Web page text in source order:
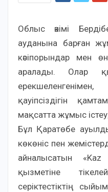
Облыс әкімі
ауданына барған
кәсіпорындар мен
аралады. Олар
қауіпсіздігін
мақсатта жұмыс
Бұл Қаратөбе
көкөніс пен
айналысатын
қызметіне
серіктестіктің